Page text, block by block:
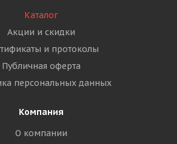
Каталог
Акции и скидки
и протоколы
Публичная оферта
персональных данных
Компания
О компании